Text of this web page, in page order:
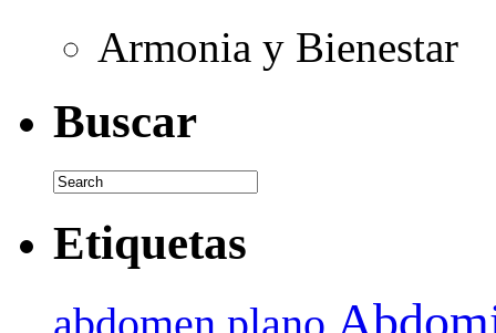
Armonia y Bienestar
Buscar
Etiquetas
abdomen plano